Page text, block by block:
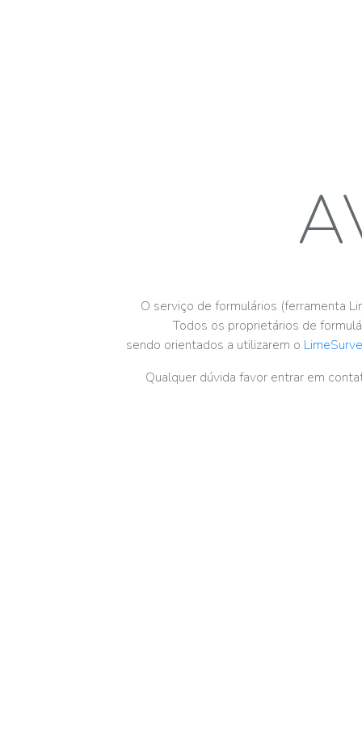
O serviço de formulários (ferramenta
Todos os proprietários de
sendo orientados a utilizarem o
Qualquer dúvida favor entrar em